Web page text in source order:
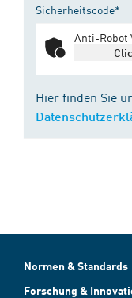
Sicherheitscode*
Anti-Robot
Hier finden Sie
Normen & Standards
Forschung &